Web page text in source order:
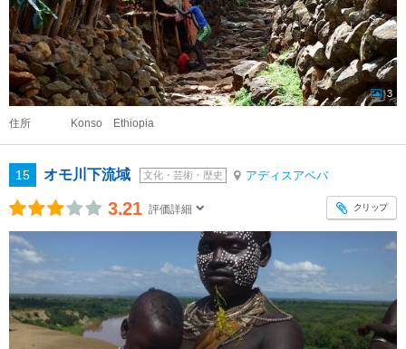
3
住所 Konso Ethiopia
15 オモ川下流域 文化・芸術・歴史 アディスアベバ
3.21 評価詳細 クリップ